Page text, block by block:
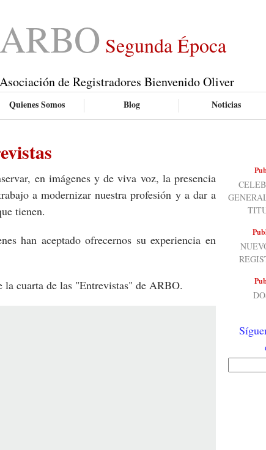
ARBO Segunda Época
Asociación de Registradores Bienvenido Oliver
Quienes Somos Blog Noticias
en imágenes y de viva voz, la presencia
a modernizar nuestra profesión y a dar a
tienen.
han aceptado ofrecernos su experiencia en
la cuarta de las "Entrevistas" de ARBO.